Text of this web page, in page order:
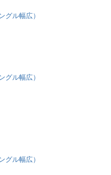
ル幅広）
ル幅広）
ル幅広）